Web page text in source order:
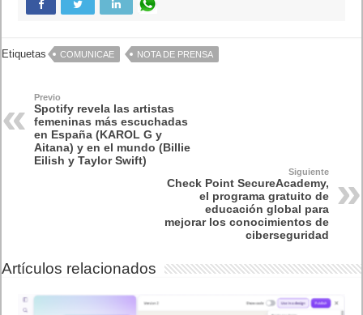
Spotify. Esta página incluirá temas de grandes iconos
femeninas más destacadas de la actualidad.
Las artistas femeninas más escuchadas en España:
KAROL G
Aitana
Ana Mena